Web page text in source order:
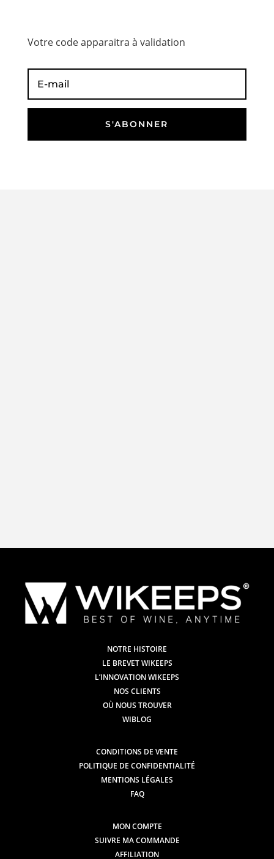
Votre code apparaitra à validation
S'ABONNER
NOTRE HISTOIRE
LE BREVET WIKEEPS
L’INNOVATION WIKEEPS
NOS CLIENTS
OÙ NOUS TROUVER
WIBLOG
CONDITIONS DE VENTE
POLITIQUE DE CONFIDENTIALITÉ
MENTIONS LÉGALES
FAQ
MON COMPTE
SUIVRE MA COMMANDE
AFFILIATION